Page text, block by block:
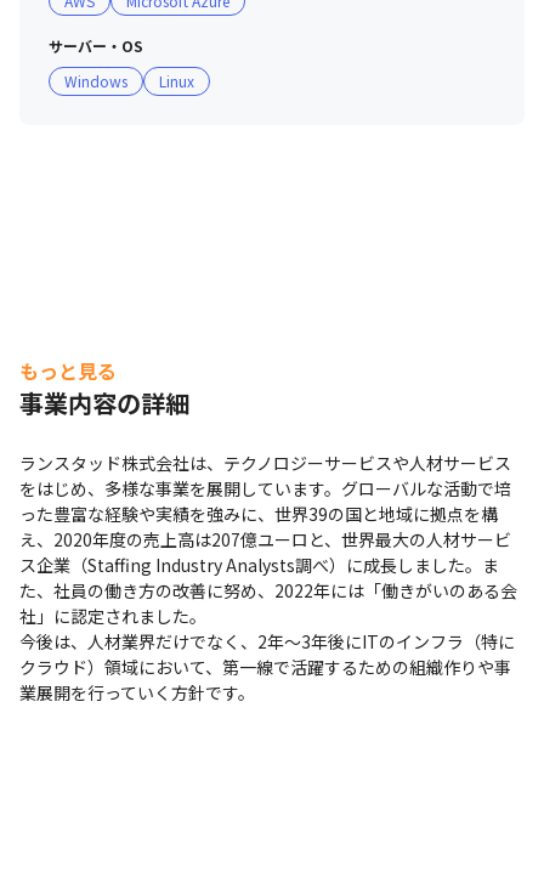
・社員同士の意見交換や知識の共有が活発に行われてお
り、さまざまなテーマでコミュニティが立ち上がっていま
・現在、エンジニアチームでは、上記のようなコミュニテ
サーバー・OS
Windows
Linux
もっと見る
事業内容の詳細
ランスタッド株式会社は、テクノロジーサービスや人材サービス
をはじめ、多様な事業を展開しています。グローバルな活動で培
った豊富な経験や実績を強みに、世界39の国と地域に拠点を構
え、2020年度の売上高は207億ユーロと、世界最大の人材サービ
ス企業（Staffing Industry Analysts調べ）に成長しました。ま
た、社員の働き方の改善に努め、2022年には「働きがいのある会
社」に認定されました。
今後は、人材業界だけでなく、2年～3年後にITのインフラ（特に
クラウド）領域において、第一線で活躍するための組織作りや事
業展開を行っていく方針です。